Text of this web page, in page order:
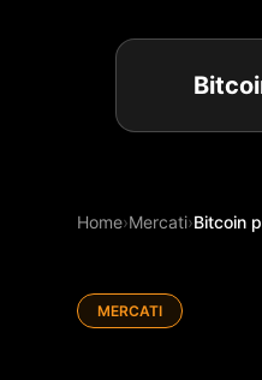
Home›Mercati›Bitcoin
MERCATI